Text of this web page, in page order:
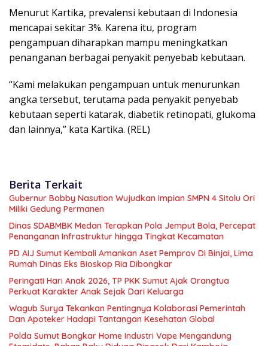
Menurut Kartika, prevalensi kebutaan di Indonesia
mencapai sekitar 3%. Karena itu, program
pengampuan diharapkan mampu meningkatkan
penanganan berbagai penyakit penyebab kebutaan.
“Kami melakukan pengampuan untuk menurunkan
angka tersebut, terutama pada penyakit penyebab
kebutaan seperti katarak, diabetik retinopati, glukoma
dan lainnya,” kata Kartika. (REL)
Berita Terkait
Gubernur Bobby Nasution Wujudkan Impian SMPN 4 Sitolu Ori
Miliki Gedung Permanen
Dinas SDABMBK Medan Terapkan Pola Jemput Bola, Percepat
Penanganan Infrastruktur hingga Tingkat Kecamatan
PD AIJ Sumut Kembali Amankan Aset Pemprov Di Binjai, Lima
Rumah Dinas Eks Bioskop Ria Dibongkar
Peringati Hari Anak 2026, TP PKK Sumut Ajak Orangtua
Perkuat Karakter Anak Sejak Dari Keluarga
Wagub Surya Tekankan Pentingnya Kolaborasi Pemerintah
Dan Apoteker Hadapi Tantangan Kesehatan Global
Polda Sumut Bongkar Home Industri Vape Mengandung